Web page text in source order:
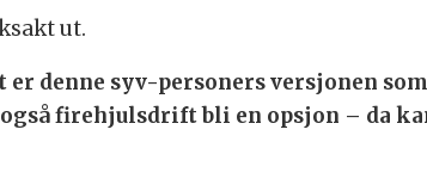
ut.
er denne syv-personers versjonen
firehjulsdrift bli en opsjon – da